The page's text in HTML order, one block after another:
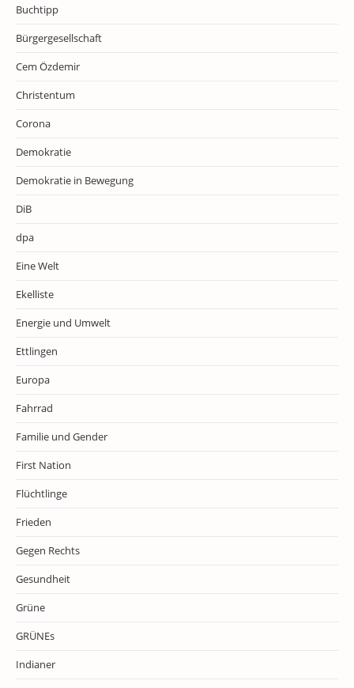
Buchtipp
Bürgergesellschaft
Cem Özdemir
Christentum
Corona
Demokratie
Demokratie in Bewegung
DiB
dpa
Eine Welt
Ekelliste
Energie und Umwelt
Ettlingen
Europa
Fahrrad
Familie und Gender
First Nation
Flüchtlinge
Frieden
Gegen Rechts
Gesundheit
Grüne
GRÜNEs
Indianer